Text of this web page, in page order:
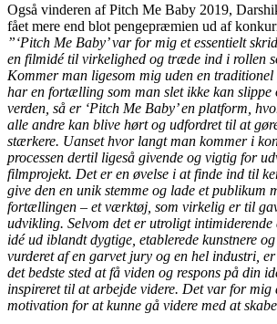
Også vinderen af Pitch Me Baby 2019,
fået mere end blot pengepræmien ud af
”‘Pitch Me Baby’ var for mig et essentielt
en filmidé til virkelighed og træde ind i rollen
Kommer man ligesom mig uden en
har en fortælling som man slet ikke kan slippe
verden, så er ‘Pitch Me Baby’ en platform,
alle andre kan blive hørt og udfordret til at
stærkere. Uanset hvor langt man kommer i
processen dertil ligeså givende og vigtig for
filmprojekt. Det er en øvelse i at finde ind til
give den en unik stemme og lade et publikum
fortællingen – et værktøj, som virkelig er til
udvikling. Selvom det er utroligt intimiderende
idé ud iblandt dygtige, etablerede kunstnere
vurderet af en garvet jury og en hel industri,
det bedste sted at få viden og respons på din
inspireret til at arbejde videre. Det var for mig
motivation for at kunne gå videre med at